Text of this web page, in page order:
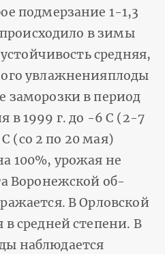
подмерзание 1-1,3
в зимы
сред­няя,
увлажненияплоды
заморозки в период
в 1999 г. до -6 С (2-7
(со 2 по 20 мая)
100%, уро­жая не
Воронежской об­
В Орловской
в средней степени. В
наблюдается